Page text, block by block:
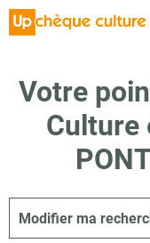
Votre
Culture
Modifier ma